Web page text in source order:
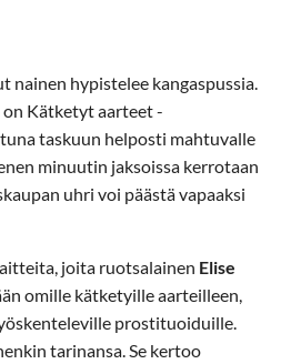
nainen hypistelee kangaspussia.
on Kätketyt aarteet -
taskuun helposti mahtuvalle
minuutin jaksoissa kerrotaan
uhri voi päästä vapaaksi
joita ruotsalainen Elise
omille kätketyille aarteilleen,
prostituoiduille.
tarinansa. Se kertoo